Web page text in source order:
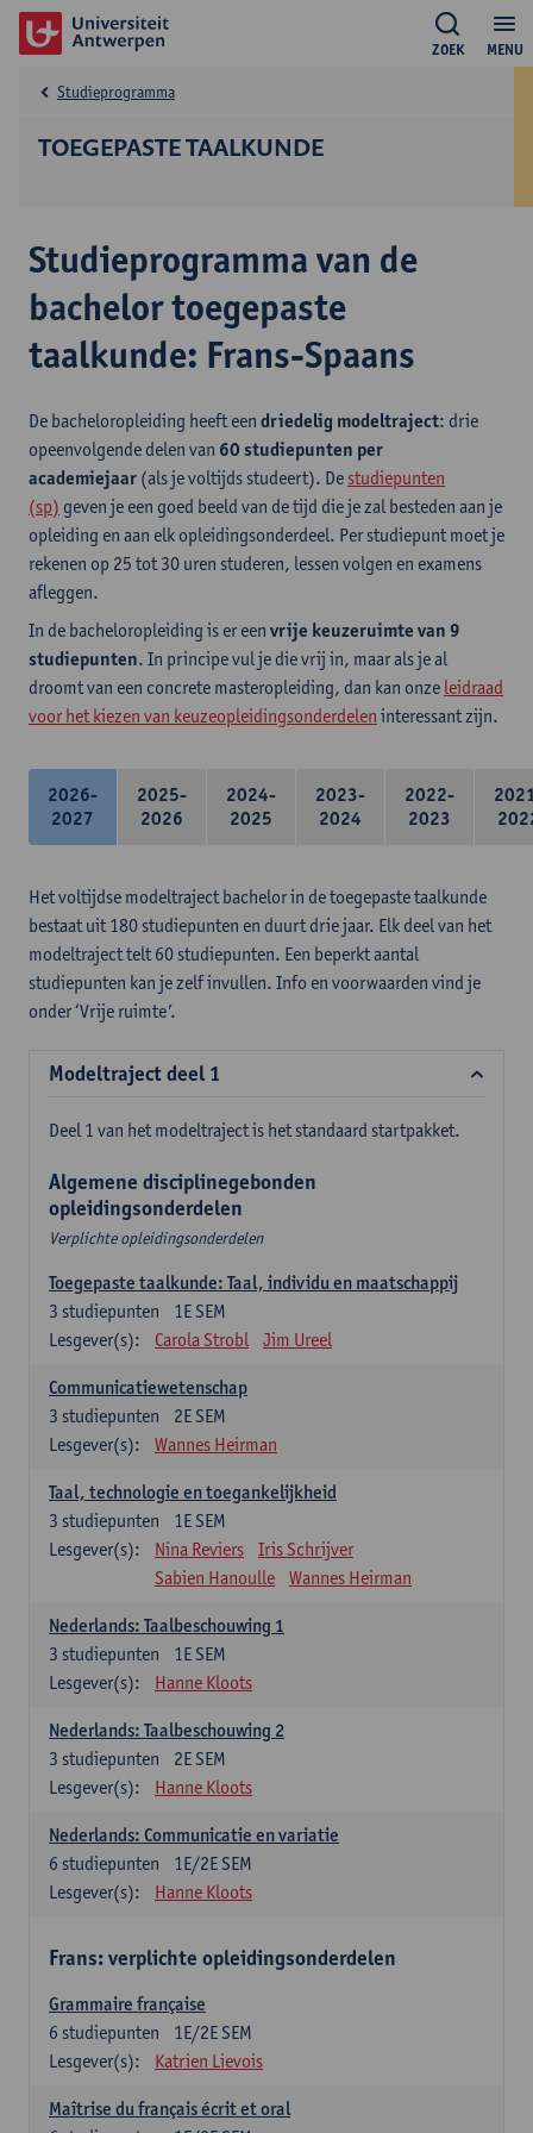
MENU
ZOEK
TOEGEPASTE TAALKUNDE
Studieprogramma
Studieprogramma van de
bachelor toegepaste
taalkunde: Frans-Spaans
De bacheloropleiding heeft een driedelig modeltraject: drie
opeenvolgende delen van 60 studiepunten per
academiejaar (als je voltijds studeert). De studiepunten
(sp) geven je een goed beeld van de tijd die je zal besteden aan je
opleiding en aan elk opleidingsonderdeel. Per studiepunt moet je
rekenen op 25 tot 30 uren studeren, lessen volgen en examens
afleggen.
In de bacheloropleiding is er een vrije keuzeruimte van 9
studiepunten. In principe vul je die vrij in, maar als je al
droomt van een concrete masteropleiding, dan kan onze leidraad
voor het kiezen van keuzeopleidingsonderdelen interessant zijn.
2026-
2027
2025-
2026
2024-
2025
2023-
2024
2022-
2023
Het voltijdse modeltraject bachelor in de toegepaste taalkunde
bestaat uit 180 studiepunten en duurt drie jaar. Elk deel van het
modeltraject telt 60 studiepunten. Een beperkt aantal
studiepunten kan je zelf invullen. Info en voorwaarden vind je
onder ‘Vrije ruimte’.
Modeltraject deel 1
Deel 1 van het modeltraject is het standaard startpakket.
Algemene disciplinegebonden
opleidingsonderdelen
Verplichte opleidingsonderdelen
Toegepaste taalkunde: Taal, individu en maatschappij
1E SEM
3 studiepunten
Lesgever(s):
Carola Strobl Jim Ureel
Communicatiewetenschap
2E SEM
3 studiepunten
Lesgever(s):
Wannes Heirman
Taal, technologie en toegankelijkheid
1E SEM
3 studiepunten
Lesgever(s):
Nina Reviers
Iris Schrijver
Sabien Hanoulle
Wannes Heirman
Nederlands: Taalbeschouwing 1
1E SEM
3 studiepunten
Lesgever(s):
Hanne Kloots
Nederlands: Taalbeschouwing 2
2E SEM
3 studiepunten
Lesgever(s):
Hanne Kloots
Nederlands: Communicatie en variatie
1E/2E SEM
6 studiepunten
Lesgever(s):
Hanne Kloots
Frans: verplichte opleidingsonderdelen
Grammaire française
1E/2E SEM
6 studiepunten
Lesgever(s):
Katrien Lievois
Maîtrise du français écrit et oral